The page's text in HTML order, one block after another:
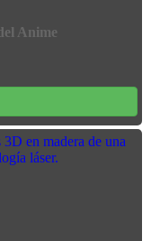
Anime